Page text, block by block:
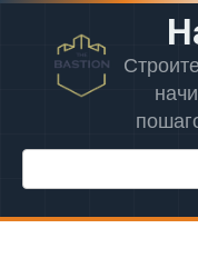
Перейти
контенту
Поиск: